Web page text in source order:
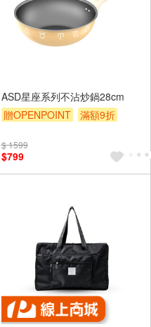
ASD星座系列不沾炒鍋28cm
贈OPENPOINT
滿額9折
$ 1599
$799